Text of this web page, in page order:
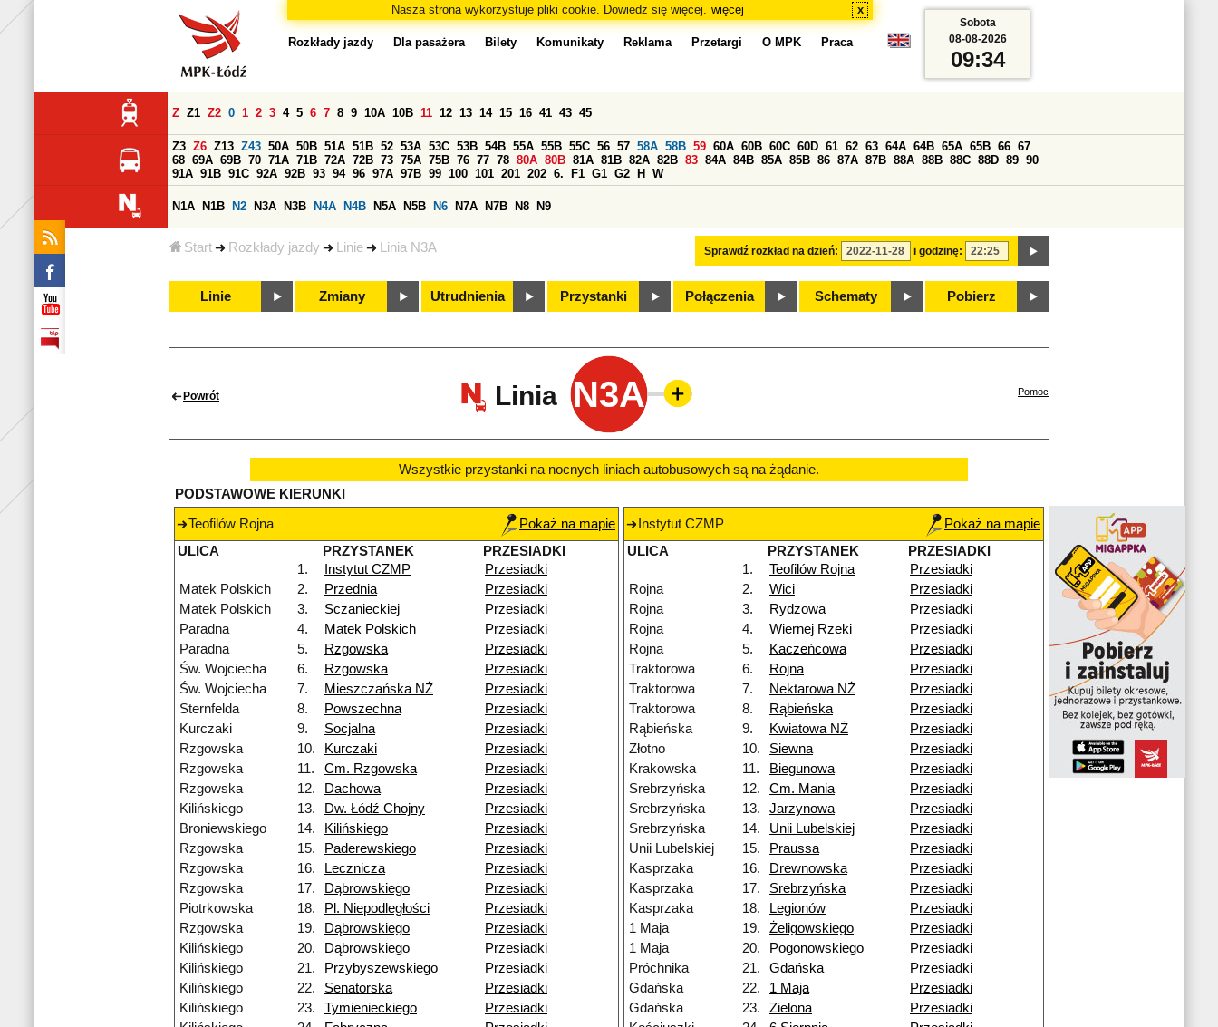
Nasza strona wykorzystuje pliki cookie. Dowiedz się więcej. więcej x
Start Rozkłady jazdy Linie Linia N3A
Rozkłady jazdy Dla pasażera Bilety Komunikaty Reklama Przetargi O MPK Praca
Sprawdź rozkład na dzień: i godzinę:
Z Z1 Z2 0 1 2 3 4 5 6 7 8 9 10A 10B 11 12 13 14 15 16 41 43 45
Z3 Z6 Z13 Z43 50A 50B 51A 51B 52 53A 53C 53B 54B 55A 55B 55C 56 57 58A 58B 59 60A 60B 60C 60D 61 62 63 64A 64B 65A 65B 66 67
68 69A 69B 70 71A 71B 72A 72B 73 75A 75B 76 77 78 80A 80B 81A 81B 82A 82B 83 84A 84B 85A 85B 86 87A 87B 88A 88B 88C 88D 89 90
91A 91B 91C 92A 92B 93 94 96 97A 97B 99 100 101 201 202 6. F1 G1 G2 H W
N1A N1B N2 N3A N3B N4A N4B N5A N5B N6 N7A N7B N8 N9
Linie Zmiany Utrudnienia Przystanki Połączenia Schematy Pobierz
Sobota
08-08-2026
09:34
Powrót Linia N3A Pomoc
Wszystkie przystanki na nocnych liniach autobusowych są na żądanie.
PODSTAWOWE KIERUNKI
Teofilów Rojna
Pokaż na mapie
ULICA
PRZYSTANEK
PRZESIADKI
1.
Instytut CZMP
Przesiadki
Matek Polskich
2. Przednia
Przesiadki
Matek Polskich
3. Sczanieckiej
Przesiadki
Paradna
4. Matek Polskich
Przesiadki
Paradna
5. Rzgowska
Przesiadki
Św. Wojciecha
6. Rzgowska
Przesiadki
Św. Wojciecha
7. Mieszczańska NŻ
Przesiadki
Sternfelda
8. Powszechna
Przesiadki
Kurczaki
9. Socjalna
Przesiadki
Rzgowska
10. Kurczaki
Przesiadki
Rzgowska
11. Cm. Rzgowska
Przesiadki
Rzgowska
12. Dachowa
Przesiadki
Kilińskiego
13. Dw. Łódź Chojny
Przesiadki
Broniewskiego
14. Kilińskiego
Przesiadki
Rzgowska
15. Paderewskiego
Przesiadki
Rzgowska
16. Lecznicza
Przesiadki
Rzgowska
17. Dąbrowskiego
Przesiadki
Piotrkowska
18. Pl. Niepodległości
Przesiadki
Rzgowska
19. Dąbrowskiego
Przesiadki
Kilińskiego
20. Dąbrowskiego
Przesiadki
Kilińskiego
21. Przybyszewskiego
Przesiadki
Kilińskiego
22. Senatorska
Przesiadki
Kilińskiego
23. Tymienieckiego
Przesiadki
Instytut CZMP
Pokaż na mapie
ULICA
PRZYSTANEK
PRZESIADKI
1.
Teofilów Rojna
Przesiadki
Rojna
2. Wici
Przesiadki
Rojna
3. Rydzowa
Przesiadki
Rojna
4. Wiernej Rzeki
Przesiadki
Rojna
5. Kaczeńcowa
Przesiadki
Traktorowa
6. Rojna
Przesiadki
Traktorowa
7. Nektarowa NŻ
Przesiadki
Traktorowa
8. Rąbieńska
Przesiadki
Rąbieńska
9. Kwiatowa NŻ
Przesiadki
Złotno
10. Siewna
Przesiadki
Krakowska
11. Biegunowa
Przesiadki
Srebrzyńska
12. Cm. Mania
Przesiadki
Srebrzyńska
13. Jarzynowa
Przesiadki
Srebrzyńska
14. Unii Lubelskiej
Przesiadki
Unii Lubelskiej
15. Praussa
Przesiadki
Kasprzaka
16. Drewnowska
Przesiadki
Kasprzaka
17. Srebrzyńska
Przesiadki
Kasprzaka
18. Legionów
Przesiadki
1 Maja
19. Żeligowskiego
Przesiadki
1 Maja
20. Pogonowskiego
Przesiadki
Próchnika
21. Gdańska
Przesiadki
Gdańska
22. 1 Maja
Przesiadki
Gdańska
23. Zielona
Przesiadki